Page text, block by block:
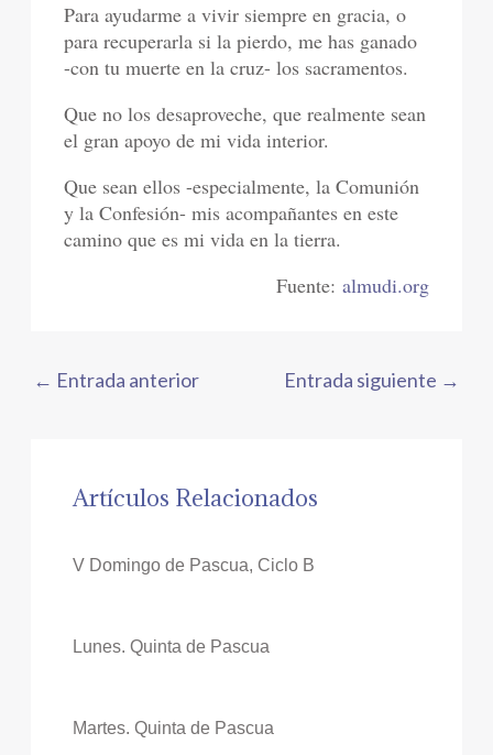
Para ayudarme a vivir siempre en gracia, o
para recuperarla si la pierdo, me has ganado
-con tu muerte en la cruz- los sacramentos.
Que no los desaproveche, que realmente sean
el gran apoyo de mi vida interior.
Que sean ellos -especialmente, la Comunión
y la Confesión- mis acompañantes en este
camino que es mi vida en la tierra.
Fuente: almudi.org
← Entrada anterior Entrada siguiente →
Artículos Relacionados
V Domingo de Pascua, Ciclo B
Lunes. Quinta de Pascua
Martes. Quinta de Pascua